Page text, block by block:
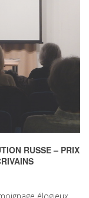
RUSSE – PRIX